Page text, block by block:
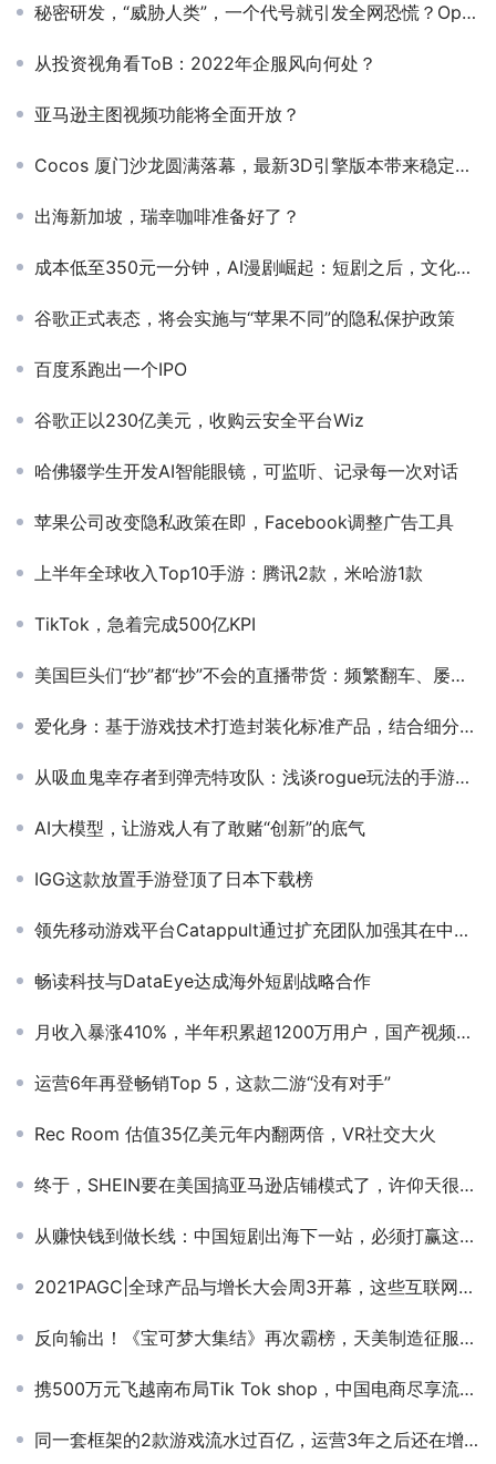
秘密研发，“威胁人类”，一个代号就引发全网恐慌？OpenAI的Q*到底是啥？
从投资视角看ToB：2022年企服风向何处？
亚马逊主图视频功能将全面开放？
Cocos 厦门沙龙圆满落幕，最新3D引擎版本带来稳定体验
出海新加坡，瑞幸咖啡准备好了？
成本低至350元一分钟，AI漫剧崛起：短剧之后，文化出海的新方向？
谷歌正式表态，将会实施与“苹果不同”的隐私保护政策
百度系跑出一个IPO
谷歌正以230亿美元，收购云安全平台Wiz
哈佛辍学生开发AI智能眼镜，可监听、记录每一次对话
苹果公司改变隐私政策在即，Facebook调整广告工具
上半年全球收入Top10手游：腾讯2款，米哈游1款
TikTok，急着完成500亿KPI
美国巨头们“抄”都“抄”不会的直播带货：频繁翻车、屡败屡战
爱化身：基于游戏技术打造封装化标准产品，结合细分场景实现元宇宙营销规模化 |共同虚拟「案例库」
从吸血鬼幸存者到弹壳特攻队：浅谈rogue玩法的手游化思路
AI大模型，让游戏人有了敢赌“创新”的底气
IGG这款放置手游登顶了日本下载榜
领先移动游戏平台Catappult通过扩充团队加强其在中国的业务
畅读科技与DataEye达成海外短剧战略合作
月收入暴涨410%，半年积累超1200万用户，国产视频模型崛起，狂卷AI生成
运营6年再登畅销Top 5，这款二游“没有对手”
Rec Room 估值35亿美元年内翻两倍，VR社交大火
终于，SHEIN要在美国搞亚马逊店铺模式了，许仰天很兴奋
从赚快钱到做长线：中国短剧出海下一站，必须打赢这三场仗
2021PAGC|全球产品与增长大会周3开幕，这些互联网出海大佬将齐聚深圳
反向输出！《宝可梦大集结》再次霸榜，天美制造征服双端领域！
携500万元飞越南布局Tik Tok shop，中国电商尽享流量盛宴
同一套框架的2款游戏流水过百亿，运营3年之后还在增长？